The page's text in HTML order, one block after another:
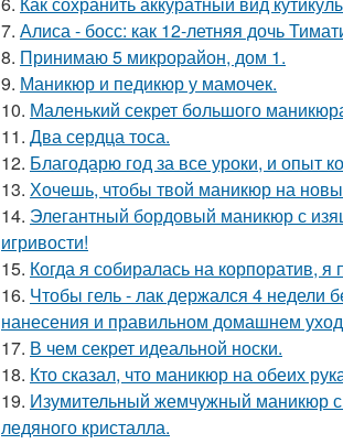
7. Алиса - босс: как 12-летняя дочь
8. Принимаю 5 микрорайон, дом 1.
9. Маникюр и педикюр у мамочек.
10. Маленький секрет большого
11. Два сердца тоса.
12. Благодарю год за все уроки, и опыт
13. Хочешь, чтобы твой маникюр на
14. Элегантный бордовый маникюр с
игривости!
15. Когда я собиралась на корпоратив,
16. Чтобы гель - лак держался 4 недели
нанесения и правильном домашнем
17. В чем секрет идеальной носки.
18. Кто сказал, что маникюр на обеих
19. Изумительный жемчужный маникюр
ледяного кристалла.